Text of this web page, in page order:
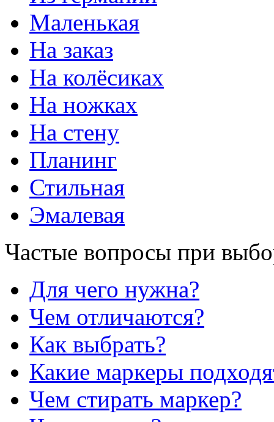
Маленькая
На заказ
На колёсиках
На ножках
На стену
Планинг
Стильная
Эмалевая
Частые вопросы при
Для чего нужна?
Чем отличаются?
Как выбрать?
Какие маркеры
Чем стирать маркер?